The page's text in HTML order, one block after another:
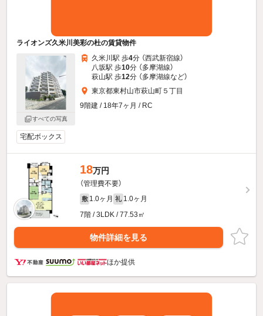
ライオンズ久米川美彩の杜の賃貸物件
すべての写真
久米川駅 歩4分 （西武新宿線）
八坂駅 歩10分 （多摩湖線）
萩山駅 歩12分 （多摩湖線など）
東京都東村山市萩山町５丁目
9階建 / 18年7ヶ月 / RC
宅配ボックス
18万円
（管理費不要）
敷 1.0ヶ月 礼 1.0ヶ月
7階 / 3LDK / 77.53㎡
物件詳細を見る
ほか提供